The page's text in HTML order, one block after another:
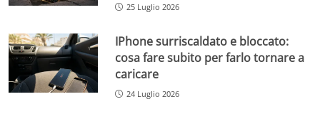
25 Luglio 2026
IPhone surriscaldato e bloccato:
cosa fare subito per farlo tornare a
caricare
24 Luglio 2026